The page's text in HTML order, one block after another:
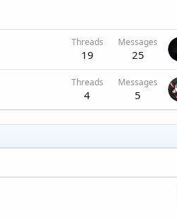
Threads
19
Messages
25
Threads
4
Messages
5